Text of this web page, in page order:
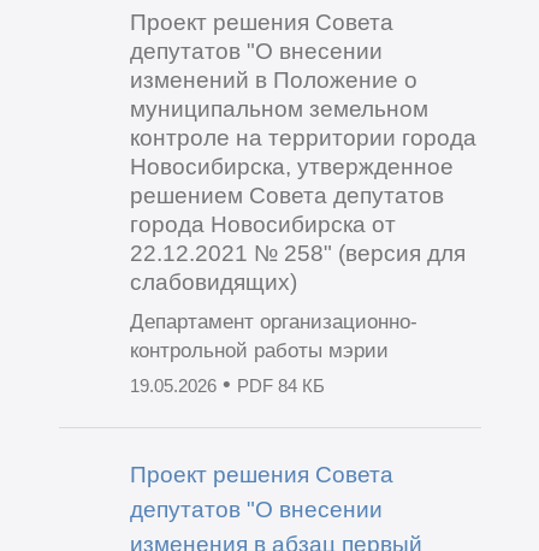
Проект решения Совета
депутатов "О внесении
изменений в Положение о
муниципальном земельном
контроле на территории города
Новосибирска, утвержденное
решением Совета депутатов
города Новосибирска от
22.12.2021 № 258" (версия для
слабовидящих)
Департамент организационно-
контрольной работы мэрии
19.05.2026• PDF 84 КБ
Проект решения Совета
депутатов "О внесении
изменения в абзац первый